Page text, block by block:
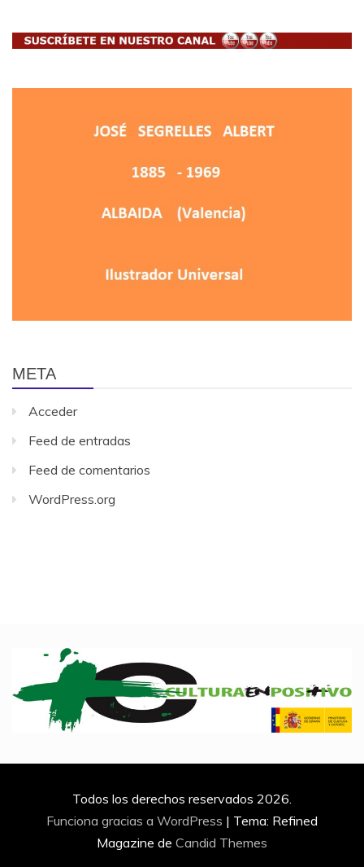
META
Acceder
Feed de entradas
Feed de comentarios
WordPress.org
Todos los derechos reservados 2026.
Funciona gracias a WordPress | Tema: Refined
Magazine de Candid Themes